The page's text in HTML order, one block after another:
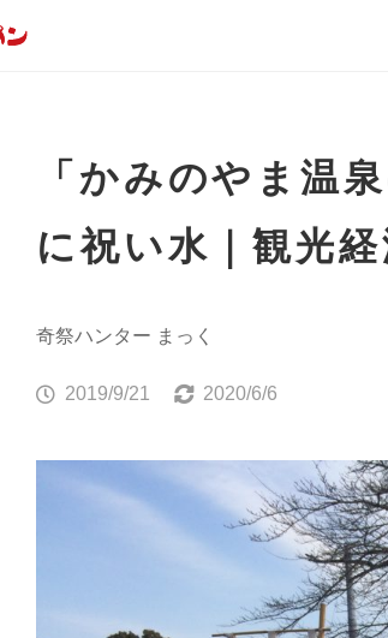
「かみのやま温
に祝い水｜観光経
奇祭ハンター まっく
2019/9/21 2020/6/6